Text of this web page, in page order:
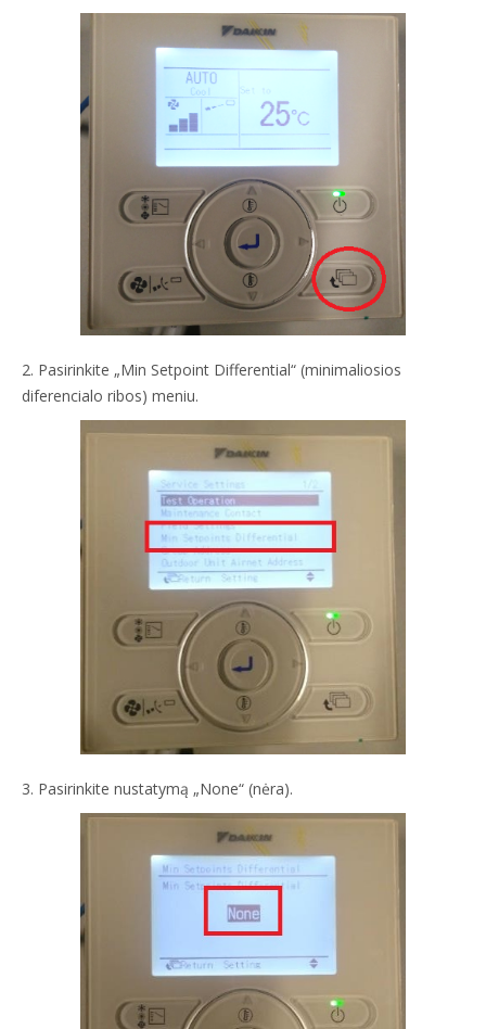
2. Pasirinkite „Min Setpoint Differential“ (minimaliosios
diferencialo ribos) meniu​.
3. Pasirinkite nustatymą „None“ (nėra).